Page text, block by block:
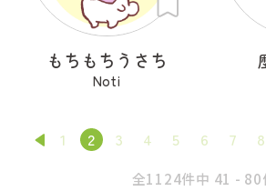
もちもちうさち
Noti
1 2 3 4 5 6 7 8
全1124件中 41 - 80